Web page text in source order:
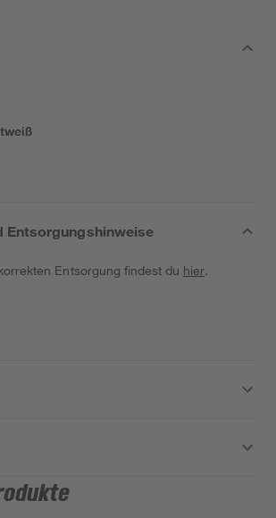
Entsorgungshinweise
Entsorgung findest du hier.